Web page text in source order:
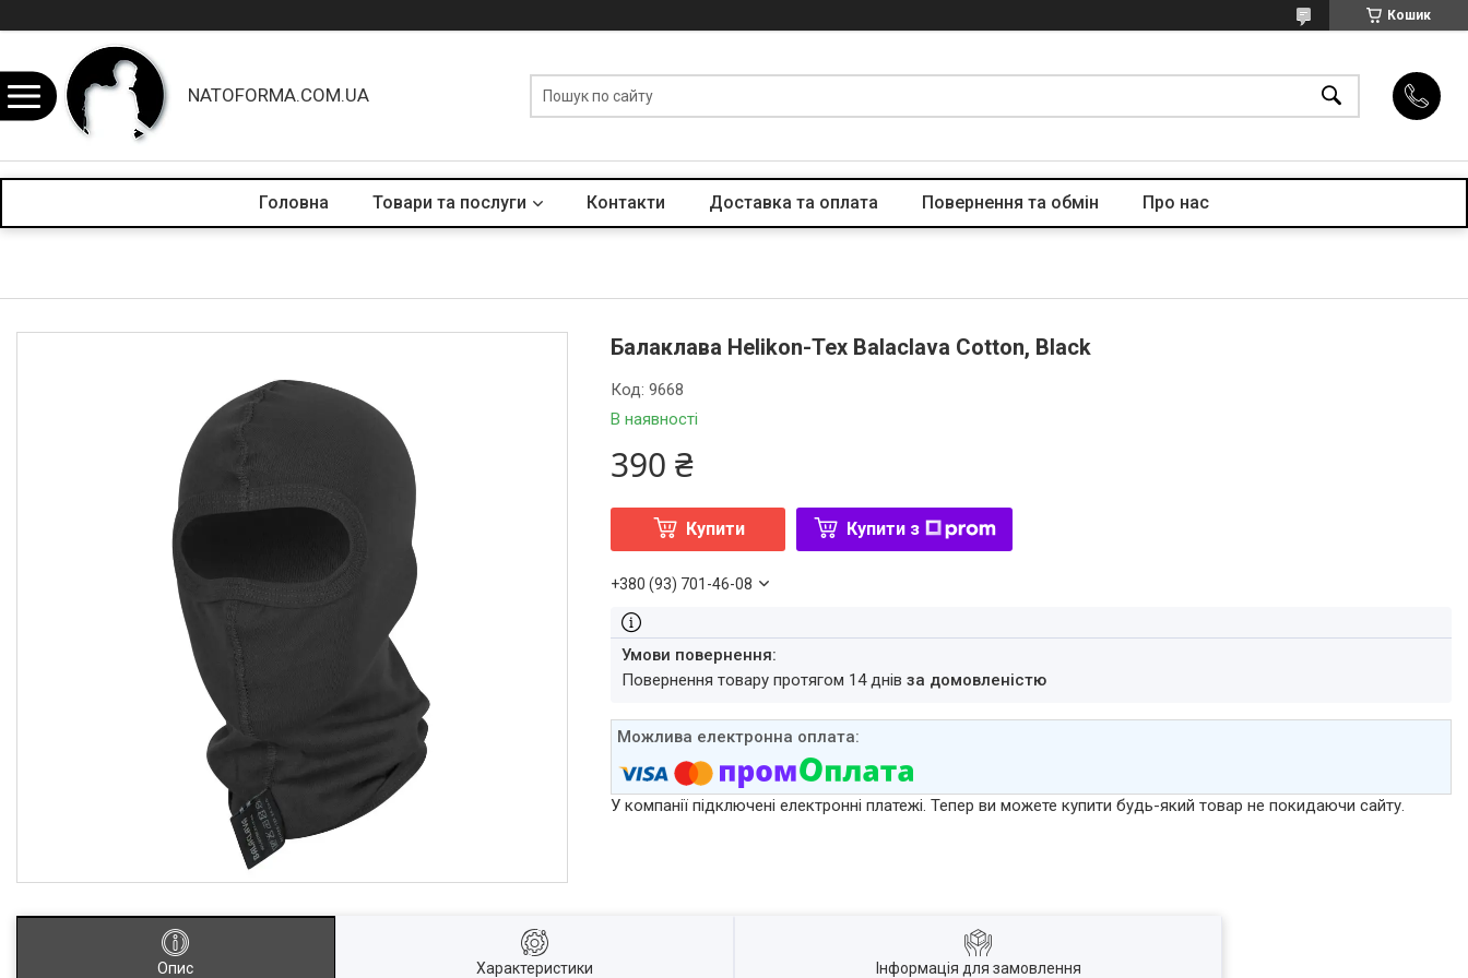
Кошик
NATOFORMA.COM.UA
Головна Товари та послуги Контакти Доставка та оплата Повернення та обмін Про нас
Балаклава Helikon-Tex Balaclava Cotton, Black
В наявності
Код:9668
390 ₴
Купити Купити з
+380 (93) 701-46-08
повернення товару протягом 14 днівза домовленістю
У компанії підключені електронні платежі. Тепер ви можете купити будь-який товар не покидаючи сайту.
Опис Характеристики Інформація для замовлення